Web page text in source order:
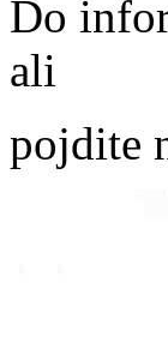
Do
ali
pojdite